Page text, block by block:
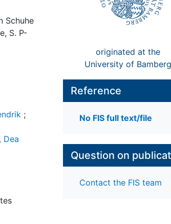
Schuhe
S. P-
originated at the
University of Bamberg
;
Dea
Reference
No FIS full text/file
Question on
Contact the FIS team